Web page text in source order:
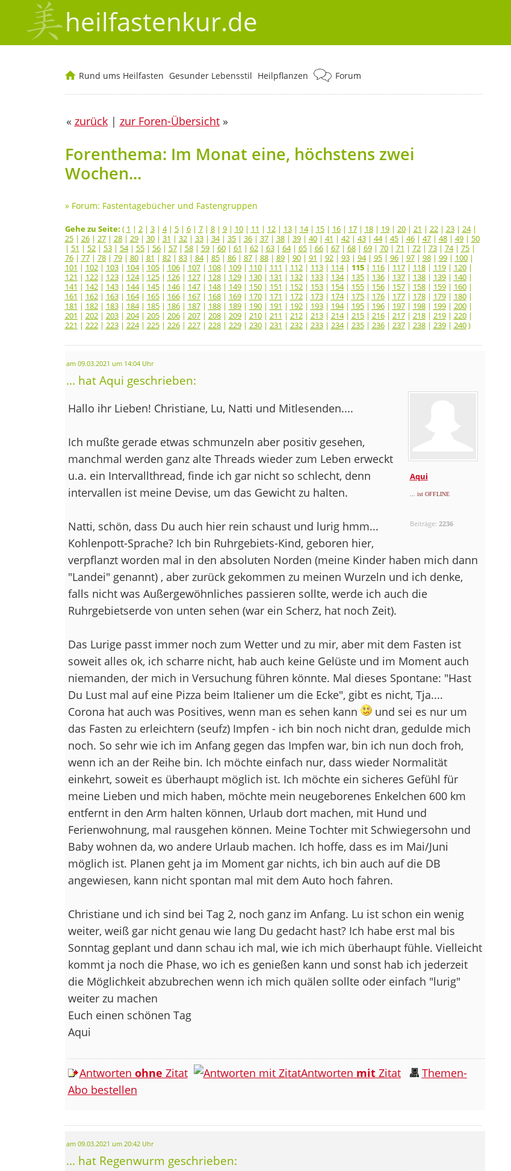
heilfastenkur.de
Rund ums Heilfasten Gesunder Lebensstil Heilpflanzen Forum
« zurück| zur Foren-Übersicht»
Forenthema: Im Monat eine, höchstens zwei
Wochen...
» Forum: Fastentagebücher und Fastengruppen
Gehe zu Seite: ( 1 | 2| 3| 4| 5| 6| 7| 8| 9| 10| 11 | 12| 13| 14| 15| 16| 17| 18| 19| 20| 21 | 22| 23| 24|
25| 26| 27| 28| 29| 30| 31 | 32| 33| 34| 35| 36| 37| 38| 39| 40| 41 | 42| 43| 44| 45| 46| 47| 48| 49| 50
| 51 | 52| 53| 54| 55| 56| 57| 58| 59| 60| 61 | 62| 63| 64| 65| 66| 67| 68| 69| 70| 71 | 72| 73| 74| 75|
76| 77| 78| 79| 80| 81 | 82| 83| 84| 85| 86| 87| 88| 89| 90| 91 | 92| 93| 94| 95| 96| 97| 98| 99| 100|
101 | 102| 103| 104| 105| 106| 107| 108| 109| 110| 111 | 112| 113| 114| 115| 116| 117| 118| 119| 120|
121 | 122| 123| 124| 125| 126| 127| 128| 129| 130| 131 | 132| 133| 134| 135| 136| 137| 138| 139| 140|
141 | 142| 143| 144| 145| 146| 147| 148| 149| 150| 151 | 152| 153| 154| 155| 156| 157| 158| 159| 160|
161 | 162| 163| 164| 165| 166| 167| 168| 169| 170| 171 | 172| 173| 174| 175| 176| 177| 178| 179| 180|
181 | 182| 183| 184| 185| 186| 187| 188| 189| 190| 191 | 192| 193| 194| 195| 196| 197| 198| 199| 200|
201 | 202| 203| 204| 205| 206| 207| 208| 209| 210| 211 | 212| 213| 214| 215| 216| 217| 218| 219| 220|
221 | 222| 223| 224| 225| 226| 227| 228| 229| 230| 231 | 232| 233| 234| 235| 236| 237| 238| 239| 240)
am 09.03.2021 um 14:04 Uhr
... hat Aqui geschrieben:
Aqui
... ist OFFLINE
Beiträge: 2236
Hallo ihr Lieben! Christiane, Lu, Natti und Mitlesenden....
Ich mußte gerade etwas schmunzeln aber positiv gesehen,
manchmal werden ganz alte Threads wieder zum Leben erweckt
u.a. ein Intervallthread, finde ich gar nicht so schlecht, denn
intervallen ist meine Devise, um das Gewicht zu halten.
Natti, schön, dass Du auch hier rein schaust und lurig hmm...
Kohlenpott-Sprache? Ich bin Ruhrgebiets-Kind, geboren hier,
verpflanzt worden mal in den absoluten Norden (meine Kinder haben mich dann
"Landei" genannt) , aber zurück gekommen zu meinen Wurzeln und ich denke,
falls nicht was Außergewöhnliches passieren sollte, werde ich auch die
Ruhrgebietserde von unten sehen (war ein Scherz, hat noch Zeit).
Das Lurige passt immer noch zum Wetter und zu mir, aber mit dem Fasten ist
soweit alles ok, ich scharre nicht, hab auch keine Gelüste und im Moment auch
niemanden, der mich in Versuchung führen könnte. Mal dieses Spontane: "Hast
Du Lust mal auf eine Pizza beim Italiener um die Ecke", gibt es nicht, Tja....
Corona hat auch was Positives, wenn man es sehen kann
und sei es nur um
das Fasten zu erleichtern (seufz) Impfen - ich bin noch nicht dran, gedulde mich
noch. So sehr wie ich im Anfang gegen das Impfen war, bin ich nun doch froh,
wenn ich an der Reihe bin. Ich möchte einfach nur, dass wieder Normalität
einkehrt, soweit es überhaupt möglich ist. Ich möchte ein sicheres Gefühl für
meine Lieben und mich haben, möchte mein neugeborenes Enkelchen 600 km
entfernt in den Arm halten können, Urlaub dort machen, mit Hund und
Ferienwohnung, mal rausgehen können. Meine Tochter mit Schwiegersohn und
Baby wohnen da, wo andere Urlaub machen. Ich hoffe, dass es im Mai/Juni
möglich ist. Planen geht ja im Moment gar nichts, ich bin auch auf die DB
angewiesen, kann nicht spontan mal mit dem Auto hoch fahren.
Christiane und ich sind bei Tag 2, noch ganz im Anfang. Lu ist schon ein wenig
weiter, weiß gar nicht genau wie lang Du gedacht hast? Ich habe erst mal bis
Sonntag geplant und dann schau ich mal, wie ich mich überhaupt fühle. Vielleicht
kommt ja noch die Phase, wo ich es genießen kann und sonst hab ich jederzeit
die Möglichkeit abzubrechen wenn ich mich quälen sollte oder einfach "lurig"
weiter zu machen
Euch einen schönen Tag
Aqui
Antworten ohne Zitat Antworten mitZitat
Themen-
Abo bestellen
am 09.03.2021 um 20:42 Uhr
... hat Regenwurm geschrieben: